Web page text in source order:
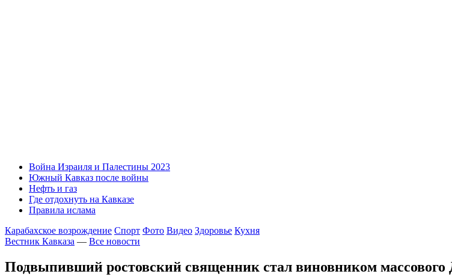
Война Израиля и Палестины 2023
Южный Кавказ после войны
Нефть и газ
Где отдохнуть на Кавказе
Правила ислама
Карабахское возрождение Спорт Фото Видео Здоровье Кухня
Вестник Кавказа — Все новости
Подвыпивший ростовский священник стал виновником